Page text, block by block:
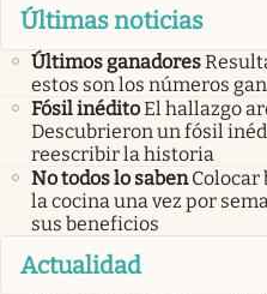
Últimas noticias
Últimos ganadores
estos son los números
Fósil inéditoEl hallazgo
Descubrieron un fósil
reescribir la historia
No todos lo saben Colocar
la cocina una vez por
sus beneficios
Actualidad